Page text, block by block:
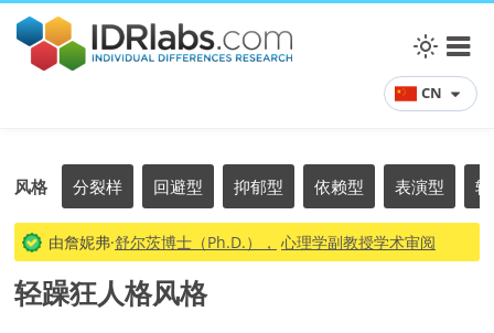
CN
风格 分裂样 回避型 抑郁型 依赖型 表演型
由詹妮弗·舒尔茨博士（Ph.D.）， 心理学副教授学术审阅
轻躁狂人格风格